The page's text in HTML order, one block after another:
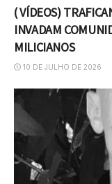
( VÍDEOS)
INVADAM
MILICIANOS
10 DE JULHO DE 2026